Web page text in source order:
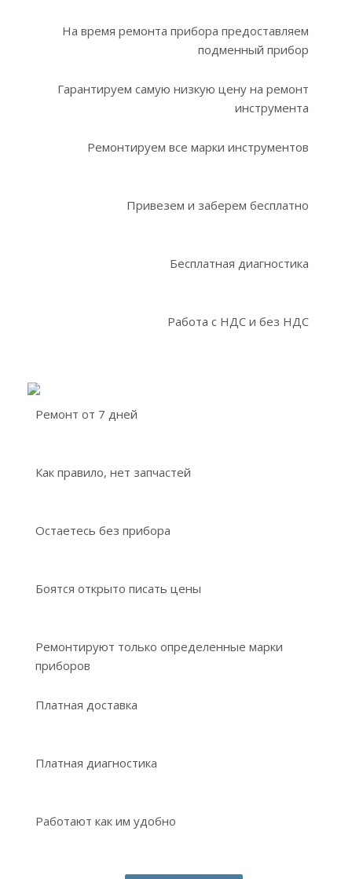
На время ремонта прибора предоставляем
подменный прибор
Гарантируем самую низкую цену на ремонт
инструмента
Ремонтируем все марки инструментов
Привезем и заберем бесплатно
Бесплатная диагностика
Работа с НДС и без НДС
Ремонт от 7 дней
Как правило, нет запчастей
Остаетесь без прибора
Боятся открыто писать цены
Ремонтируют только определенные марки
приборов
Платная доставка
Платная диагностика
Работают как им удобно